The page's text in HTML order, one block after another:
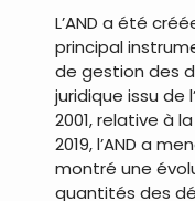
L’AND a été
principal
de gestion des
juridique issu de
2001, relative à
2019, l’AND a
montré une
quantités des